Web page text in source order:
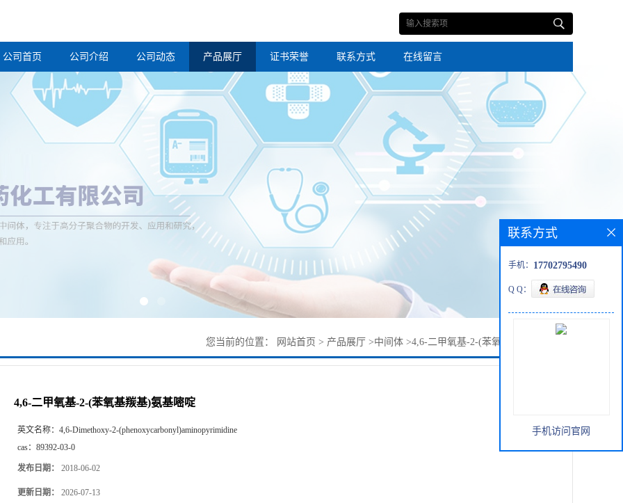
公司首页 公司介绍 公司动态 产品展厅 证书荣誉 联系方式 在线留言
您当前的位置： 网站首页 > 产品展厅 >中间体 >4,6-二甲氧基-2-(苯氧基羰基)氨基嘧啶
4,6-二甲氧基-2-(苯氧基羰基)氨基嘧啶
英文名称： 4,6-Dimethoxy-2-(phenoxycarbonyl)aminopyrimidine
cas： 89392-03-0
发布日期： 2018-06-02
更新日期： 2026-07-13
联系方式
手机： 17702795490
Q Q：
手机访问官网